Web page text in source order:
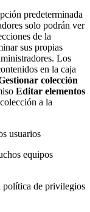
predeterminada
solo podrán ver
de la
sus propias
Los
en la caja
colección
Editar elementos
a la
usuarios
equipos
política de privilegios